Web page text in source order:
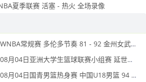
夏季联赛 活塞 - 热火 全场录像
2026年08月05日 WNBA常规赛 多伦多节奏 81 - 92 金州女武神 全场集锦
2026年08月04日 08月04日亚洲大学生篮球联赛小组赛 延世大学 82 - 83 北京大学 集锦
2026年08月04日 08月04日国青男篮热身赛 中国U18男篮 94 - 85 加拿大大卫·安篮球学院 集锦